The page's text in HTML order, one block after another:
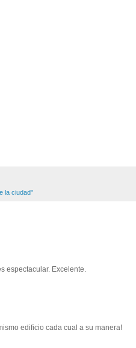
la ciudad"
espectacular. Excelente.
edificio cada cual a su manera!